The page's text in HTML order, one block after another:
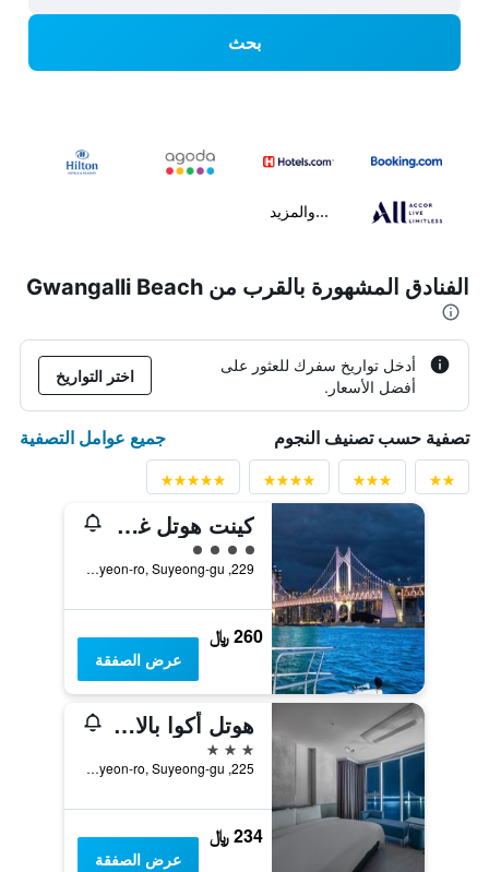
بحث
...والمزيد
الفنادق المشهورة بالقرب من Gwangalli Beach
أدخل تواريخ سفرك للعثور على
أفضل الأسعار.
اختر التواريخ
تصفية حسب تصنيف النجوم جميع عوامل التصفية
كينت هوتل غوانغالي باي كينسينجتون
تقييم فئة 4
229, Gwanganhaebyeon-ro, Suyeong-gu, بوسان, كوريا الجنوبية
260 ﷼
عرض الصفقة
هوتل أكوا بالاس
3 نجوم
225, Gwanganhaebyeon-ro, Suyeong-gu, بوسان, كوريا الجنوبية
234 ﷼
عرض الصفقة